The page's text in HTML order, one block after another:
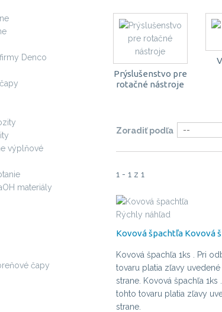
Prýslušenstvo pre
rotačné nástroje
Zoradiť podľa
1 - 1 z 1
Rýchly náhľad
Kovová špachtľa Kovová
Kovová špachľa 1ks . Pri
tovaru platia zľavy uvedené
strane. Kovová špachľa 1ks
tohto tovaru platia zľavy
strane.
Denco
výplňové
materiály
čapy